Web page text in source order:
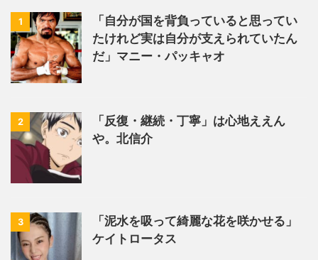
1
「自分が国を背負っていると思ってい
たけれど実は自分が支えられていたん
だ」マニー・パッキャオ
2
「反復・継続・丁寧」は心地ええん
や。北信介
3
「泥水を吸って綺麗な花を咲かせる」
ケイトロータス